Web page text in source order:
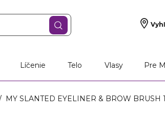
Líčenie Telo Vlasy Pre
MY SLANTED EYELINER & BROW